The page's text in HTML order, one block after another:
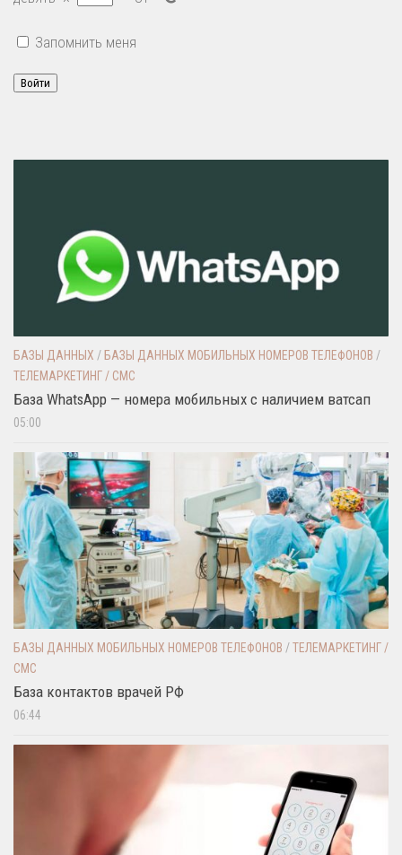
Запомнить меня
Войти
БАЗЫ ДАННЫХ / БАЗЫ ДАННЫХ МОБИЛЬНЫХ НОМЕРОВ ТЕЛЕФОНОВ /
ТЕЛЕМАРКЕТИНГ / СМС
База WhatsApp — номера мобильных с наличием ватсап
05:00
БАЗЫ ДАННЫХ МОБИЛЬНЫХ НОМЕРОВ ТЕЛЕФОНОВ /ТЕЛЕМАРКЕТИНГ /
СМС
База контактов врачей РФ
06:44